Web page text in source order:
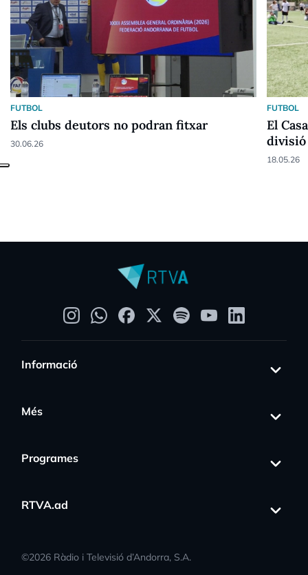
FUTBOL
Els clubs deutors no podran fitxar
30.06.26
FUTBOL
El
divisió
18.05.26
Informació
Més
Programes
RTVA.ad
©2026 Ràdio i Televisió d’Andorra, S.A.